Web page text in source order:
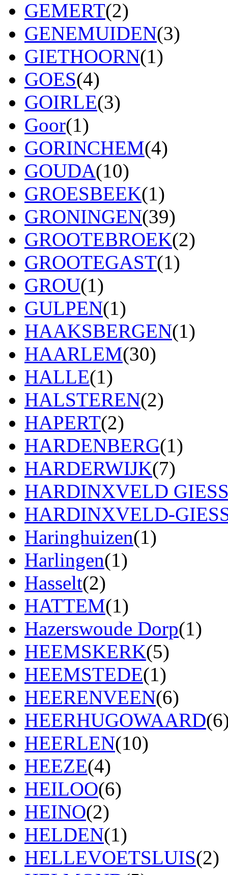
GEMERT(2)
GENEMUIDEN(3)
GIETHOORN(1)
GOES(4)
GOIRLE(3)
Goor(1)
GORINCHEM(4)
GOUDA(10)
GROESBEEK(1)
GRONINGEN(39)
GROOTEBROEK(2)
GROOTEGAST(1)
GROU(1)
GULPEN(1)
HAAKSBERGEN(1)
HAARLEM(30)
HALLE(1)
HALSTEREN(2)
HAPERT(2)
HARDENBERG(1)
HARDERWIJK(7)
HARDINXVELD
HARDINXVELD-
Haringhuizen(1)
Harlingen(1)
Hasselt(2)
HATTEM(1)
Hazerswoude Dorp(1)
HEEMSKERK(5)
HEEMSTEDE(1)
HEERENVEEN(6)
HEERHUGOWAARD
HEERLEN(10)
HEEZE(4)
HEILOO(6)
HEINO(2)
HELDEN(1)
HELLEVOETSLUIS(2)